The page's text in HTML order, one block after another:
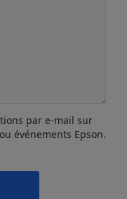
par e-mail sur
événements Epson.